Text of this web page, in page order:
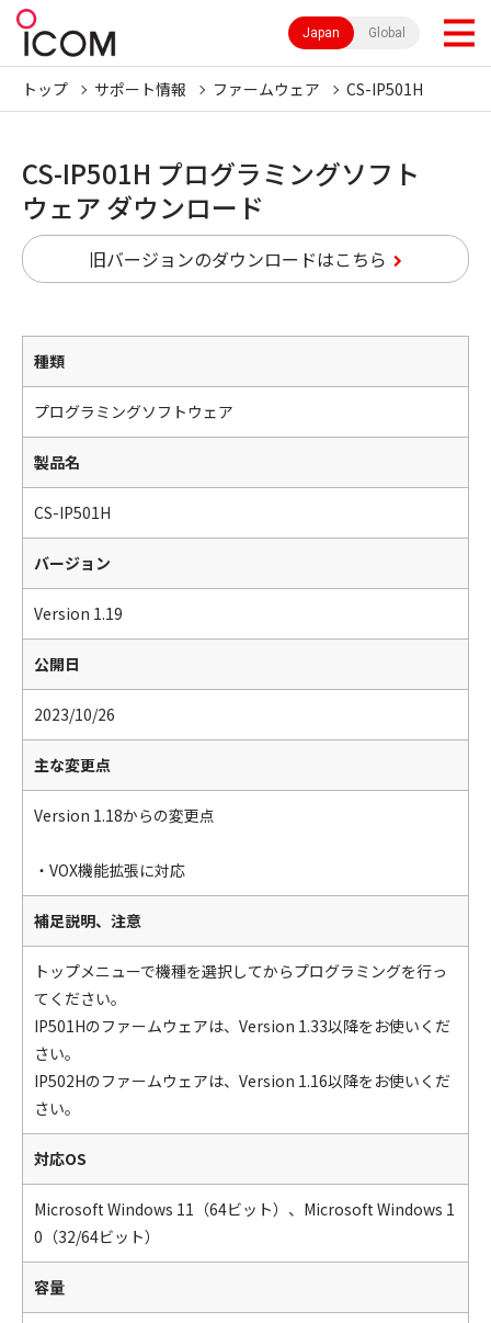
Japan Global
トップ サポート情報 ファームウェア CS-IP501H
CS-IP501H プログラミングソフト
ウェア ダウンロード
旧バージョンのダウンロードはこちら
種類
プログラミングソフトウェア
製品名
CS-IP501H
バージョン
Version 1.19
公開日
2023/10/26
主な変更点
Version 1.18からの変更点
・VOX機能拡張に対応
補足説明、注意
トップメニューで機種を選択してからプログラミングを行っ
てください。
IP501Hのファームウェアは、Version 1.33以降をお使いくだ
さい。
IP502Hのファームウェアは、Version 1.16以降をお使いくだ
さい。
対応OS
Microsoft Windows 11（64ビット）、Microsoft Windows 1
0（32/64ビット）
容量